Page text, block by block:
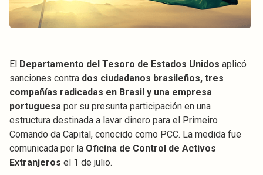
El Departamento del Tesoro de Estados Unidos aplicó
sanciones contra dos ciudadanos brasileños, tres
compañías radicadas en Brasil y una empresa
portuguesa por su presunta participación en una
estructura destinada a lavar dinero para el Primeiro
Comando da Capital, conocido como PCC. La medida fue
comunicada por la Oficina de Control de Activos
Extranjeros el 1 de julio.